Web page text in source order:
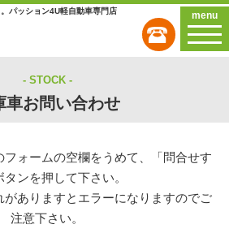
パッション4U軽自動車専門店 menu
STOCK
車お問い合わせ
フォームの空欄をうめて、「問合せす
タンを押して下さい。
がありますとエラーになりますのでご
注意下さい。